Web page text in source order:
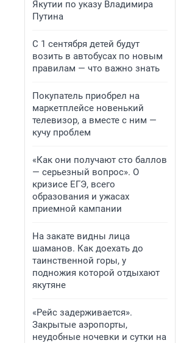
Якутии по указу Владимира
Путина
С 1 сентября детей будут
возить в автобусах по новым
правилам — что важно знать
Покупатель приобрел на
маркетплейсе новенький
телевизор, а вместе с ним —
кучу проблем
«Как они получают сто баллов
— серьезный вопрос». О
кризисе ЕГЭ, всего
образования и ужасах
приемной кампании
На закате видны лица
шаманов. Как доехать до
таинственной горы, у
подножия которой отдыхают
якутяне
«Рейс задерживается».
Закрытые аэропорты,
неудобные ночевки и сутки на